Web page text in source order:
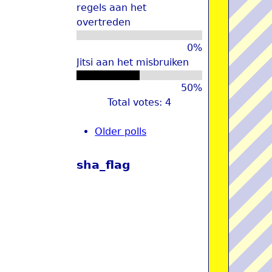
regels aan het
overtreden
0%
Jitsi aan het misbruiken
50%
Total votes: 4
Older polls
sha_flag